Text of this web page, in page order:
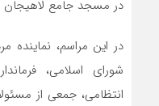
در مسجد جامع لاهیجان
در این مراسم،
شورای اسلامی،
انتظامی، جمعی از